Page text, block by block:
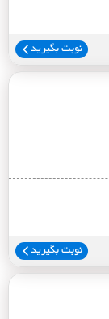
نوبت بگیرید
نوبت بگیرید